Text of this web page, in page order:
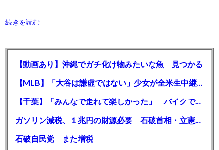
続きを読む
【動画あり】沖縄でガチ化け物みたいな魚 見つかる
【MLB】「大谷は謙虚ではない」少女が全米生中継で突然の大谷翔平批判 サイン無視された過去明かす
【千葉】「みんなで走れて楽しかった」 バイクでバースデー集団暴走 男女５７人を書類送検 SNSで参加者募る
ガソリン減税、１兆円の財源必要 石破首相・立憲野田氏「財源は死に物狂いで確保しなければならない」「本当に死に物狂いで」
石破自民党 また増税